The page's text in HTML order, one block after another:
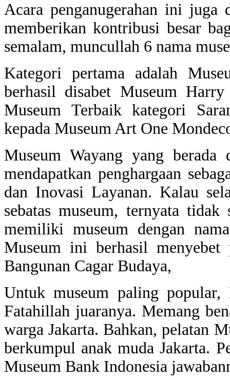
Acara penganugerahan ini
memberikan kontribusi besar
semalam, muncullah 6 nama
Kategori pertama adalah
berhasil disabet Museum
Museum Terbaik kategori
kepada Museum Art One
Museum Wayang yang
mendapatkan penghargaan
dan Inovasi Layanan. Kalau
sebatas museum, ternyata
memiliki museum dengan
Museum ini berhasil menyebet
Bangunan Cagar Budaya,
Untuk museum paling popular,
Fatahillah juaranya. Memang
warga Jakarta. Bahkan, pelatan
berkumpul anak muda Jakarta.
Museum Bank Indonesia